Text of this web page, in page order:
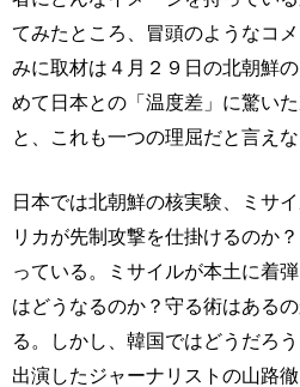
てみたところ、冒頭のようなコ
みに取材は４月２９日の北朝鮮
めて日本との「温度差」に驚い
と、これも一つの理屈だと言えな
日本では北朝鮮の核実験、ミサ
リカが先制攻撃を仕掛けるのか
っている。ミサイルが本土に着
はどうなるのか？守る術はある
る。しかし、韓国ではどうだろ
出演したジャーナリストの山路